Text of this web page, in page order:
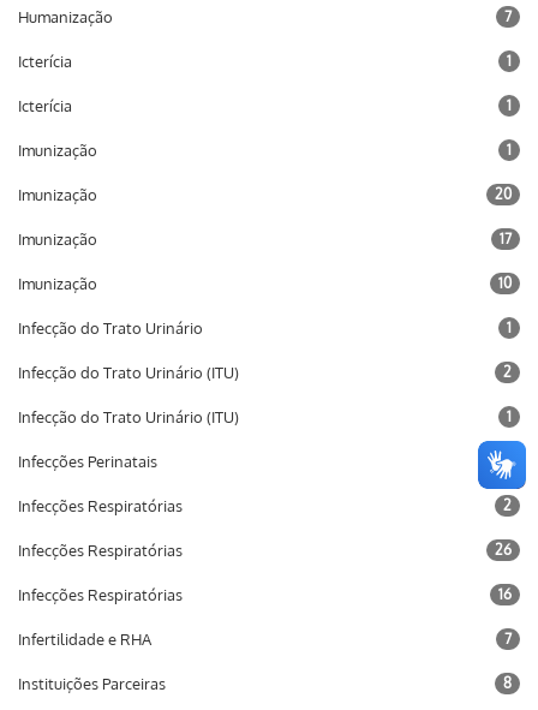
Humanização 7
Icterícia 1
Icterícia 1
Imunização 1
Imunização 20
Imunização 17
Imunização 10
Infecção do Trato Urinário 1
Infecção do Trato Urinário (ITU) 2
Infecção do Trato Urinário (ITU) 1
Infecções Perinatais 20
Infecções Respiratórias 2
Infecções Respiratórias 26
Infecções Respiratórias 16
Infertilidade e RHA 7
Instituições Parceiras 8